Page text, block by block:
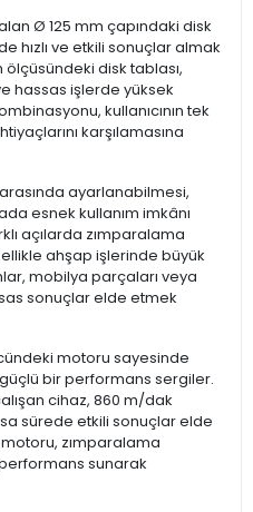
Ø 125 mm çapındaki disk
hızlı ve etkili sonuçlar almak
ölçüsündeki disk tablası,
hassas işlerde yüksek
kullanıcının tek
karşılamasına
arasında ayarlanabilmesi,
esnek kullanım imkânı
açılarda zımparalama
ahşap işlerinde büyük
mobilya parçaları veya
sonuçlar elde etmek
motoru sayesinde
bir performans sergiler.
cihaz, 860 m/dak
sürede etkili sonuçlar elde
zımparalama
sunarak